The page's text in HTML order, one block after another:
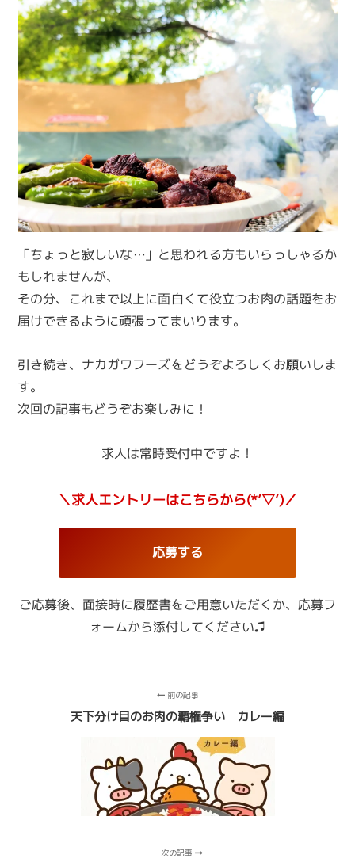
「ちょっと寂しいな…」と思われる方もいらっしゃるか
もしれませんが、
その分、これまで以上に面白くて役立つお肉の話題をお
届けできるように頑張ってまいります。
引き続き、ナカガワフーズをどうぞよろしくお願いしま
す。
次回の記事もどうぞお楽しみに！
求人は常時受付中ですよ！
＼求人エントリーはこちらから(*’▽’)／
応募する
ご応募後、面接時に履歴書をご用意いただくか、応募フ
ォームから添付してください♫
前の記事
天下分け目のお肉の覇権争い カレー編
次の記事